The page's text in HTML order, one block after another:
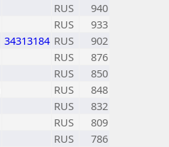
RUS
940
RUS
933
34313184 RUS
902
RUS
876
RUS
850
RUS
848
RUS
832
RUS
809
RUS
786